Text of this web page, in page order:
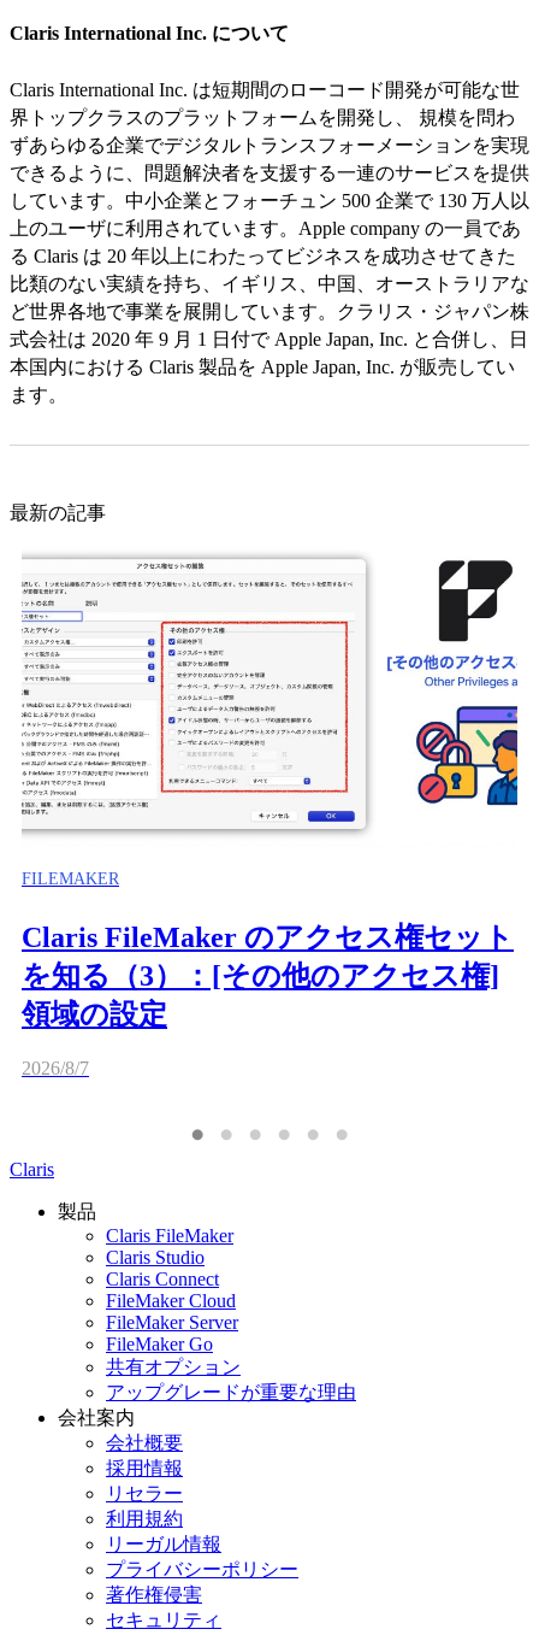
Claris International Inc. について
Claris International Inc. は短期間のローコード開発が可能な世
界トップクラスのプラットフォームを開発し、 規模を問わ
ずあらゆる企業でデジタルトランスフォーメーションを実現
できるように、問題解決者を支援する一連のサービスを提供
しています。中小企業とフォーチュン 500 企業で 130 万人以
上のユーザに利用されています。Apple company の一員であ
る Claris は 20 年以上にわたってビジネスを成功させてきた
比類のない実績を持ち、イギリス、中国、オーストラリアな
ど世界各地で事業を展開しています。クラリス・ジャパン株
式会社は 2020 年 9 月 1 日付で Apple Japan, Inc. と合併し、日
本国内における Claris 製品を Apple Japan, Inc. が販売してい
ます。
最新の記事
FILEMAKER
Claris FileMaker のアクセス権セット
を知る（3）：[その他のアクセス権]
領域の設定
2026/8/7
Claris
製品
Claris FileMaker
Claris Studio
Claris Connect
FileMaker Cloud
FileMaker Server
FileMaker Go
共有オプション
アップグレードが重要な理由
会社案内
会社概要
採用情報
リセラー
利用規約
リーガル情報
プライバシーポリシー
著作権侵害
セキュリティ